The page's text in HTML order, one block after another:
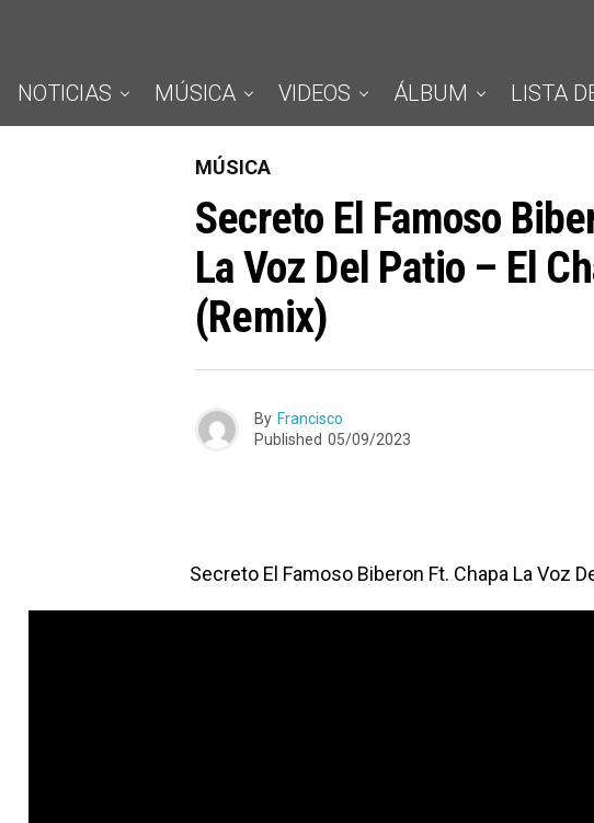
NOTICIAS MÚSICA VIDEOS ÁLBUM LISTA
MÚSICA
Secreto El Famoso
La Voz Del Patio – El
(Remix)
By Francisco
Published 05/09/2023
Secreto El Famoso Biberon Ft. Chapa La Voz